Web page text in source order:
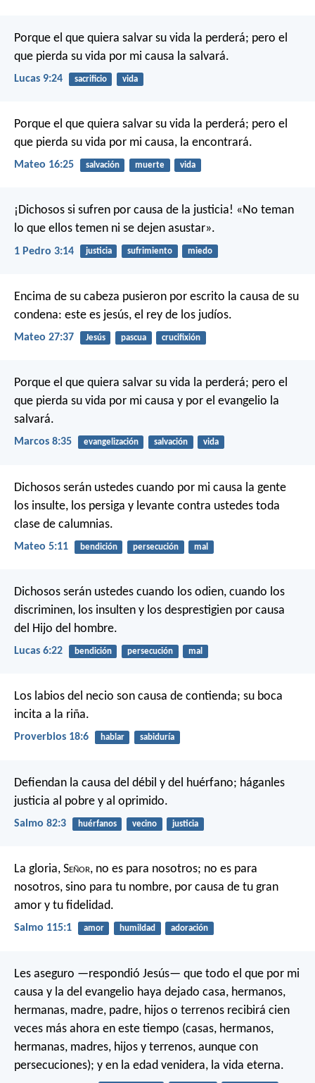
Porque el que quiera salvar su vida la perderá; pero el
que pierda su vida por mi causa la salvará.
Lucas 9:24 sacrificio vida
Porque el que quiera salvar su vida la perderá; pero el
que pierda su vida por mi causa, la encontrará.
Mateo 16:25 salvación muerte vida
¡Dichosos si sufren por causa de la justicia! «No teman
lo que ellos temen ni se dejen asustar».
1 Pedro 3:14 justicia sufrimiento miedo
Encima de su cabeza pusieron por escrito la causa de su
condena: este es jesús, el rey de los judíos.
Mateo 27:37 Jesús pascua crucifixión
Porque el que quiera salvar su vida la perderá; pero el
que pierda su vida por mi causa y por el evangelio la
salvará.
Marcos 8:35 evangelización salvación vida
Dichosos serán ustedes cuando por mi causa la gente
los insulte, los persiga y levante contra ustedes toda
clase de calumnias.
Mateo 5:11 bendición persecución mal
Dichosos serán ustedes cuando los odien, cuando los
discriminen, los insulten y los desprestigien por causa
del Hijo del hombre.
Lucas 6:22 bendición persecución mal
Los labios del necio son causa de contienda; su boca
incita a la riña.
Proverbios 18:6 hablar sabiduría
Defiendan la causa del débil y del huérfano; háganles
justicia al pobre y al oprimido.
Salmo 82:3 huérfanos vecino justicia
La gloria, Señor, no es para nosotros; no es para
nosotros, sino para tu nombre, por causa de tu gran
amor y tu fidelidad.
Salmo 115:1 amor humildad adoración
Les aseguro —respondió Jesús— que todo el que por mi
causa y la del evangelio haya dejado casa, hermanos,
hermanas, madre, padre, hijos o terrenos recibirá cien
veces más ahora en este tiempo (casas, hermanos,
hermanas, madres, hijos y terrenos, aunque con
persecuciones); y en la edad venidera, la vida eterna.